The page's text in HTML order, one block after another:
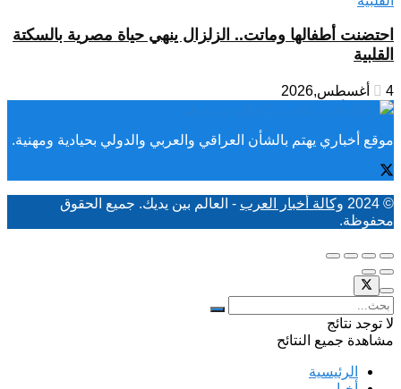
احتضنت أطفالها وماتت.. الزلزال ينهي حياة مصرية بالسكتة
القلبية
4 أغسطس,2026
موقع أخباري يهتم بالشأن العراقي والعربي والدولي بحيادية ومهنية.
© 2024 وكالة أخبار العرب - العالم بين يديك. جميع الحقوق
محفوظة.
لا توجد نتائج
مشاهدة جميع النتائح
الرئيسية